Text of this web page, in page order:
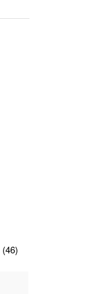
(46)